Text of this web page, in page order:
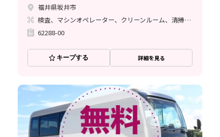
福井県坂井市
検査、マシンオペレーター、クリーンルーム、清掃・洗浄、その他
62288-00
キープする 詳細を見る